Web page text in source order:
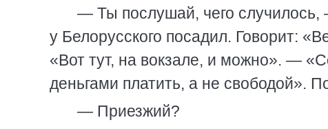
— Ты послушай, чего случилось,
у Белорусского посадил. Говорит:
«Вот тут, на вокзале, и можно». —
деньгами платить, а не свободой».
— Приезжий?